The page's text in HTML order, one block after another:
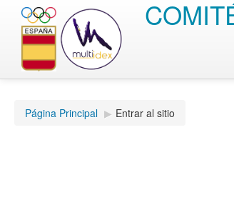
Página Principal ▶︎ Entrar al sitio